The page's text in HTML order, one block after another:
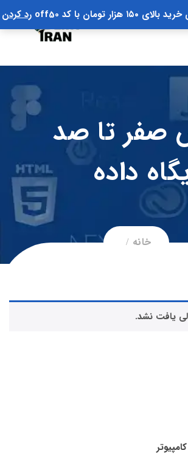
رد کردن
صفر تا صد
داده
خانه
یافت نشد.